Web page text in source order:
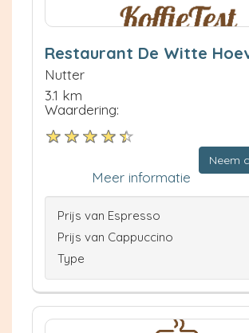
Restaurant De Witte
Nutter
3.1 km
Waardering:
Neem
Meer informatie
Prijs van Espresso
Prijs van Cappuccino
Type